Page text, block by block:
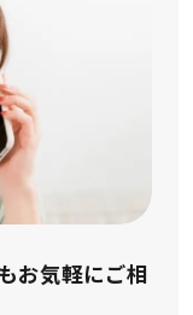
お気軽にご相